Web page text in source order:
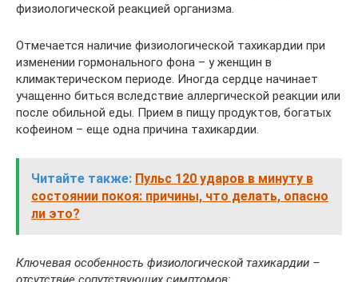
физиологической реакцией организма.
Отмечается наличие физиологической тахикардии при
изменении гормонального фона – у женщин в
климактерическом периоде. Иногда сердце начинает
учащенно биться вследствие аллергической реакции или
после обильной еды. Прием в пищу продуктов, богатых
кофеином – еще одна причина тахикардии.
Читайте также: Пульс 120 ударов в минуту в
состоянии покоя: причины, что делать, опасно
ли это?
Ключевая особенность физиологической тахикардии –